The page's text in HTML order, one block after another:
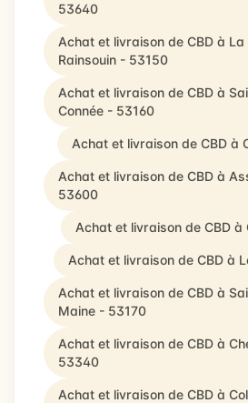
53640
Achat et livraison de CBD à La
Rainsouin - 53150
Achat et livraison de CBD à
Connée - 53160
Achat et livraison de CBD à
Achat et livraison de CBD à
53600
Achat et livraison de CBD à
Achat et livraison de CBD à
Achat et livraison de CBD à
Maine - 53170
Achat et livraison de CBD à
53340
Achat et livraison de CBD à